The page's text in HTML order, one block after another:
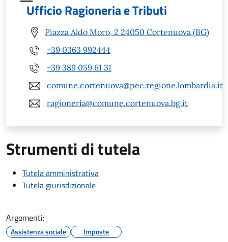
Ufficio Ragioneria e Tributi
Piazza Aldo Moro, 2 24050 Cortenuova (BG)
+39 0363 992444
+39 389 059 61 31
comune.cortenuova@pec.regione.lombardia.it
ragioneria@comune.cortenuova.bg.it
Strumenti di tutela
Tutela amministrativa
Tutela giurisdizionale
Argomenti:
Assistenza sociale Imposte